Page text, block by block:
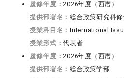
履修年度：2026年度（西暦）
提供部署名：総合政策研究科修
授業科目名：International
授業形式：代表者
履修年度：2026年度（西暦）
提供部署名：総合政策学部